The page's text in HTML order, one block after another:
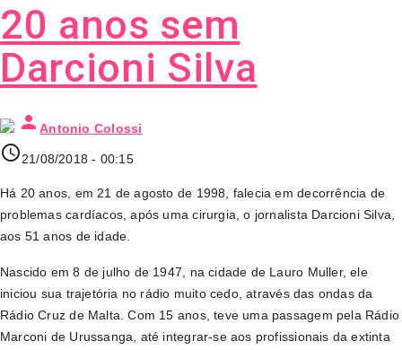
20 anos sem
Darcioni Silva
person Antonio Colossi
access_time21/08/2018 - 00:15
Há 20 anos, em 21 de agosto de 1998, falecia em decorrência de
problemas cardíacos, após uma cirurgia, o jornalista Darcioni Silva,
aos 51 anos de idade.
Nascido em 8 de julho de 1947, na cidade de Lauro Muller, ele
iniciou sua trajetória no rádio muito cedo, através das ondas da
Rádio Cruz de Malta. Com 15 anos, teve uma passagem pela Rádio
Marconi de Urussanga, até integrar-se aos profissionais da extinta